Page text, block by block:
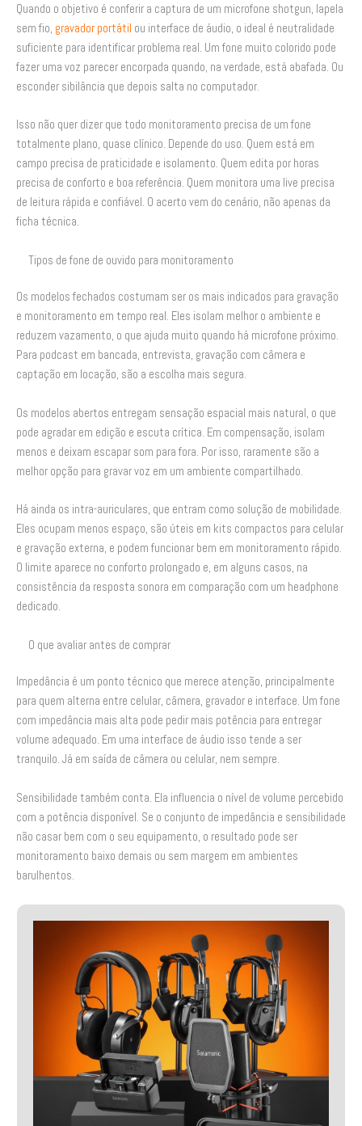
Quando o objetivo é conferir a captura de um microfone shotgun, lapela
sem fio, gravador portátil ou interface de áudio, o ideal é neutralidade
suficiente para identificar problema real. Um fone muito colorido pode
fazer uma voz parecer encorpada quando, na verdade, está abafada. Ou
esconder sibilância que depois salta no computador.
Isso não quer dizer que todo monitoramento precisa de um fone
totalmente plano, quase clínico. Depende do uso. Quem está em
campo precisa de praticidade e isolamento. Quem edita por horas
precisa de conforto e boa referência. Quem monitora uma live precisa
de leitura rápida e confiável. O acerto vem do cenário, não apenas da
ficha técnica.
Tipos de fone de ouvido para monitoramento
Os modelos fechados costumam ser os mais indicados para gravação
e monitoramento em tempo real. Eles isolam melhor o ambiente e
reduzem vazamento, o que ajuda muito quando há microfone próximo.
Para podcast em bancada, entrevista, gravação com câmera e
captação em locação, são a escolha mais segura.
Os modelos abertos entregam sensação espacial mais natural, o que
pode agradar em edição e escuta crítica. Em compensação, isolam
menos e deixam escapar som para fora. Por isso, raramente são a
melhor opção para gravar voz em um ambiente compartilhado.
Há ainda os intra-auriculares, que entram como solução de mobilidade.
Eles ocupam menos espaço, são úteis em kits compactos para celular
e gravação externa, e podem funcionar bem em monitoramento rápido.
O limite aparece no conforto prolongado e, em alguns casos, na
consistência da resposta sonora em comparação com um headphone
dedicado.
O que avaliar antes de comprar
Impedância é um ponto técnico que merece atenção, principalmente
para quem alterna entre celular, câmera, gravador e interface. Um fone
com impedância mais alta pode pedir mais potência para entregar
volume adequado. Em uma interface de áudio isso tende a ser
tranquilo. Já em saída de câmera ou celular, nem sempre.
Sensibilidade também conta. Ela influencia o nível de volume percebido
com a potência disponível. Se o conjunto de impedância e sensibilidade
não casar bem com o seu equipamento, o resultado pode ser
monitoramento baixo demais ou sem margem em ambientes
barulhentos.